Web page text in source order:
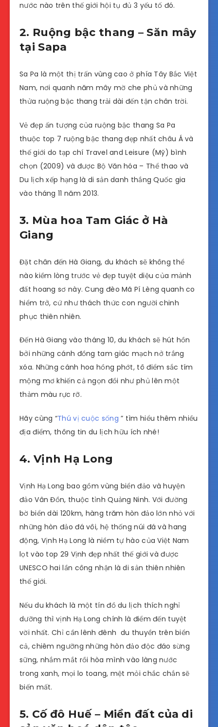
nước nào trên thế giới hội tụ đủ 3 yếu tố đó.
2. Ruộng bậc thang – Săn mây
tại Sapa
Sa Pa là một thị trấn vùng cao ở phía Tây Bắc Việt
Nam, nơi quanh năm mây mờ che phủ và những
thửa ruộng bậc thang trải dài đến tận chân trời.
Vẻ đẹp ấn tượng của ruộng bậc thang Sa Pa
thuộc top 7 ruộng bậc thang đẹp nhất châu Á và
thế giới do tạp chí Travel and Leisure (Mỹ) bình
chọn (2009) và được Bộ Văn hóa – Thể thao và
Du lịch xếp hạng là di sản danh thắng Quốc gia
vào tháng 11 năm 2013.
3. Mùa hoa Tam Giác ở Hà
Giang
Đặt chân đến Hà Giang, du khách sẽ không thể
nào kiềm lòng trước vẻ đẹp tuyệt diệu của mảnh
đất hoang sơ này. Cung đèo Mã Pí Lèng quanh co
hiểm trở, cứ như thách thức con người chinh
phục thiên nhiên.
Đến Hà Giang vào tháng 10, du khách sẽ hút hồn
bởi những cánh đồng tam giác mạch nở trắng
xóa. Những cánh hoa hồng phớt, tô điểm sắc tím
mộng mơ khiến cả ngọn đồi như phủ lên một
thảm màu rực rỡ.
Hãy cùng “Thú vị cuộc sống” tìm hiểu thêm nhiều
địa điểm, thông tin du lịch hữu ích nhé!
4. Vịnh Hạ Long
Vịnh Hạ Long bao gồm vùng biển đảo và huyện
đảo Vân Đồn, thuộc tỉnh Quảng Ninh. Với đường
bờ biển dài 120km, hàng trăm hòn đảo lớn nhỏ với
những hòn đảo đá vôi, hệ thống núi đá và hang
động, Vịnh Hạ Long là niềm tự hào của Việt Nam
lọt vào top 29 Vịnh đẹp nhất thế giới và được
UNESCO hai lần công nhận là di sản thiên nhiên
thế giới.
Nếu du khách là một tín đồ du lịch thích nghỉ
dưỡng thì vịnh Hạ Long chính là điểm đến tuyệt
vời nhất. Chỉ cần lênh đênh du thuyền trên biển
cả, chiêm ngưỡng những hòn đảo độc đáo sừng
sững, nhắm mắt rồi hòa mình vào làng nước
trong xanh, mọi lo toang, mệt mỏi chắc chắn sẽ
biến mất.
5. Cố đô Huế – Miền đất của di